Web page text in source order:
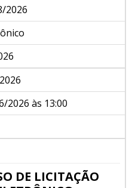
2026
2026 às 13:00
DE LICITAÇÃO